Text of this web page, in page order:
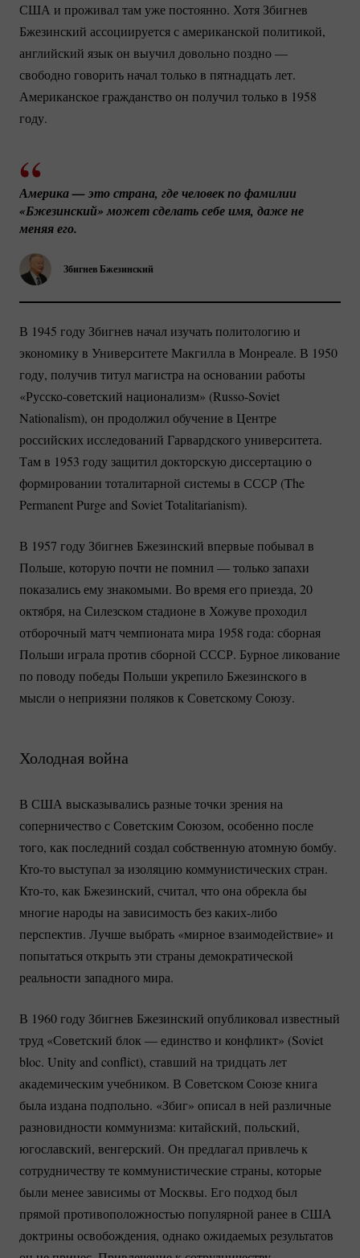
США и проживал там уже постоянно. Хотя Збигнев
Бжезинский ассоциируется с американской политикой,
английский язык он выучил довольно поздно —
свободно говорить начал только в пятнадцать лет.
Американское гражданство он получил только в 1958
году.
Збигнев Бжезинский
Америка — это страна, где человек по фамилии
«Бжезинский» может сделать себе имя, даже не
меняя его.
В 1945 году Збигнев начал изучать политологию и
экономику в Университете Макгилла в Монреале. В 1950
году, получив титул магистра на основании работы
«Русско-советский национализм» (Russo-Soviet
Nationalism), он продолжил обучение в Центре
российских исследований Гарвардского университета.
Там в 1953 году защитил докторскую диссертацию о
формировании тоталитарной системы в СССР (The
Permanent Purge and Soviet Totalitarianism).
В 1957 году Збигнев Бжезинский впервые побывал в
Польше, которую почти не помнил — только запахи
показались ему знакомыми. Во время его приезда, 20
октября, на Силезском стадионе в Хожуве проходил
отборочный матч чемпионата мира 1958 года: сборная
Польши играла против сборной СССР. Бурное ликование
по поводу победы Польши укрепило Бжезинского в
мысли о неприязни поляков к Советскому Союзу.
Холодная война
В США высказывались разные точки зрения на
соперничество с Советским Союзом, особенно после
того, как последний создал собственную атомную бомбу.
Кто-товыступал за изоляцию коммунистических стран.
Кто-то, как Бжезинский, считал, что она обрекла бы
многие народы на зависимость безкаких-либо
перспектив. Лучше выбрать «мирное взаимодействие» и
попытаться открыть эти страны демократической
реальности западного мира.
В 1960 году Збигнев Бжезинский опубликовал известный
труд «Советский блок — единство и конфликт» (Soviet
bloc. Unity and conflict), ставший на тридцать лет
академическим учебником. В Советском Союзе книга
была издана подпольно. «Збиг» описал в ней различные
разновидности коммунизма: китайский, польский,
югославский, венгерский. Он предлагал привлечь к
сотрудничеству те коммунистические страны, которые
были менее зависимы от Москвы. Его подход был
прямой противоположностью популярной ранее в США
доктрины освобождения, однако ожидаемых результатов